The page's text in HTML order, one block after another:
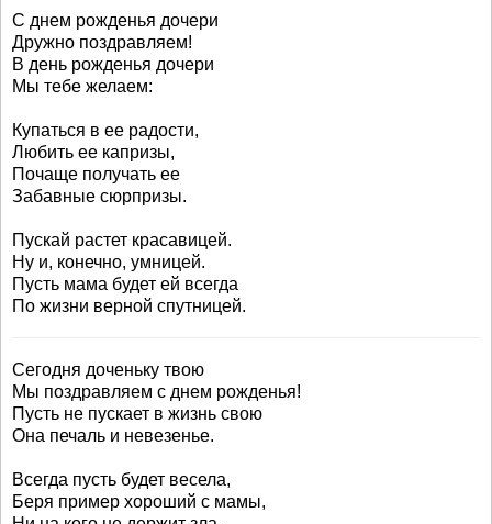
С днем рожденья дочери
Дружно поздравляем!
В день рожденья дочери
Мы тебе желаем:
Купаться в ее радости,
Любить ее капризы,
Почаще получать ее
Забавные сюрпризы.
Пускай растет красавицей.
Ну и, конечно, умницей.
Пусть мама будет ей всегда
По жизни верной спутницей.
Сегодня доченьку твою
Мы поздравляем с днем рожденья!
Пусть не пускает в жизнь свою
Она печаль и невезенье.
Всегда пусть будет весела,
Беря пример хороший с мамы,